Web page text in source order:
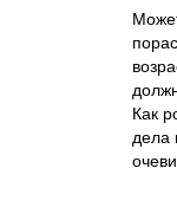
Как
дела